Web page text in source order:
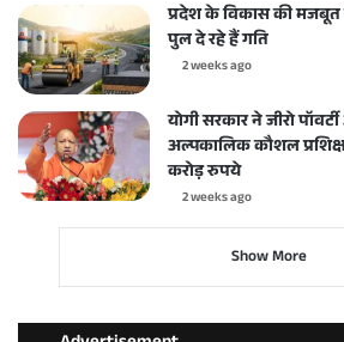
प्रदेश के विकास की
पुल दे रहे हैं गति
2 weeks ago
योगी सरकार ने जीरो
अल्पकालिक कौशल
करोड़ रुपये
2 weeks ago
Show More